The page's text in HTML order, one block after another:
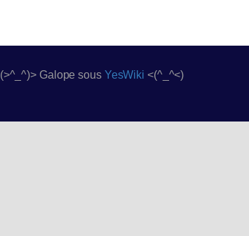
(>^_^)> Galope sous YesWiki <(^_^<)